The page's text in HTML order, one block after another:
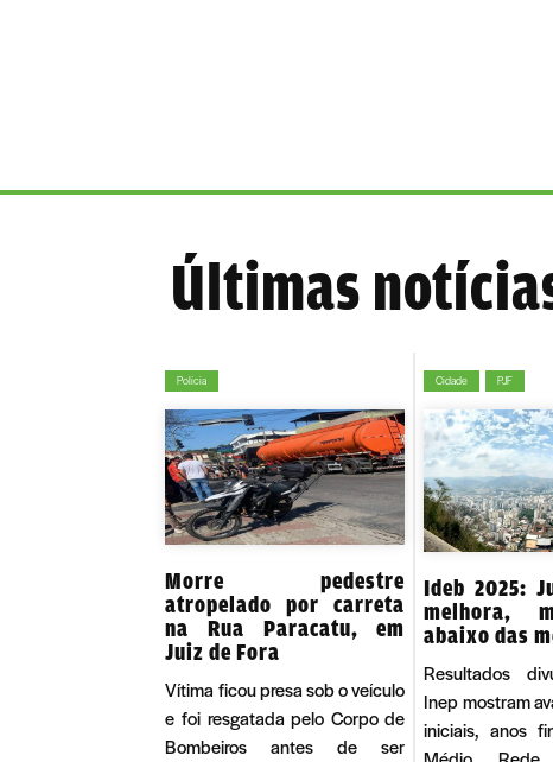
Últimas
Polícia
Morre pedestre
atropelado por carreta
na Rua Paracatu, em
Juiz de Fora
Vítima ficou presa sob o veículo
e foi resgatada pelo Corpo de
Bombeiros antes de ser
Cidade PJF
Ideb 2025:
melhora,
abaixo das
Resultados
Inep mostram
iniciais, anos